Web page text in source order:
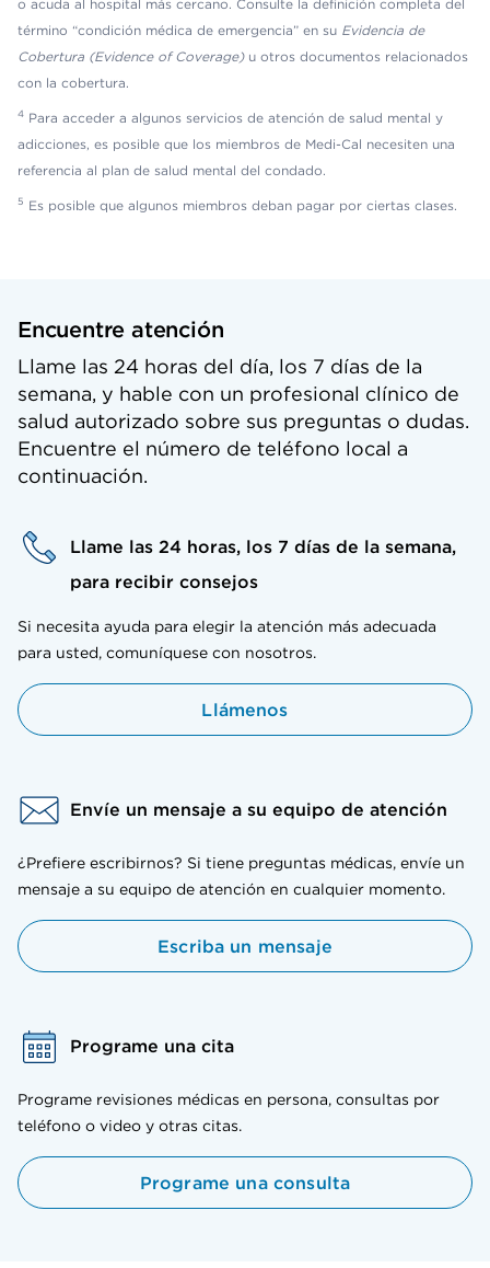
o acuda al hospital más cercano. Consulte la definición completa del
término “condición médica de emergencia” en su Evidencia de
Cobertura (Evidence of Coverage)u otros documentos relacionados
con la cobertura.
4 Para acceder a algunos servicios de atención de salud mental y
adicciones, es posible que los miembros de Medi-Cal necesiten una
referencia al plan de salud mental del condado.
5 Es posible que algunos miembros deban pagar por ciertas clases.
Encuentre atención
Llame las 24 horas del día, los 7 días de la
semana, y hable con un profesional clínico de
salud autorizado sobre sus preguntas o dudas.
Encuentre el número de teléfono local a
continuación.
Llame las 24 horas, los 7 días de la semana,
para recibir consejos
Si necesita ayuda para elegir la atención más adecuada
para usted, comuníquese con nosotros.
Llámenos
Envíe un mensaje a su equipo de atención
¿Prefiere escribirnos? Si tiene preguntas médicas, envíe un
mensaje a su equipo de atención en cualquier momento.
Escriba un mensaje
Programe una cita
Programe revisiones médicas en persona, consultas por
teléfono o video y otras citas.
Programe una consulta